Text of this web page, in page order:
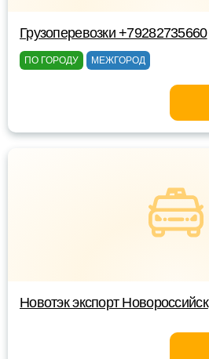
Грузоперевозки +79282735660
ПО ГОРОДУ МЕЖГОРОД
Новотэк экспорт Новороссийск